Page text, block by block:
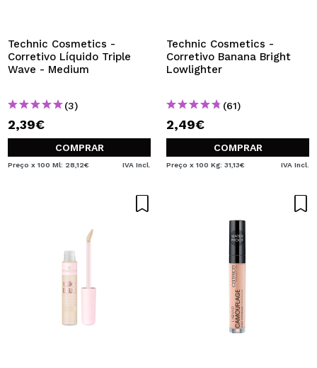
Technic Cosmetics -
Corretivo Líquido Triple
Wave - Medium
(3)
2,39€
COMPRAR
Preço x 100 Ml: 28,12€ IVA Incl.
Technic Cosmetics -
Corretivo Banana Bright
Lowlighter
(61)
2,49€
COMPRAR
Preço x 100 Kg: 31,13€ IVA Incl.